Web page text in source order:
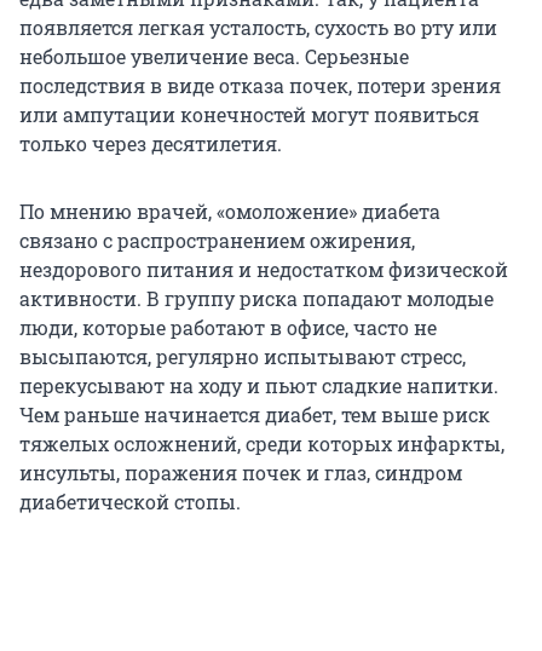
появляется легкая усталость, сухость во рту или
небольшое увеличение веса. Серьезные
последствия в виде отказа почек, потери зрения
или ампутации конечностей могут появиться
только через десятилетия.
По мнению врачей, «омоложение» диабета
связано с распространением ожирения,
нездорового питания и недостатком физической
активности. В группу риска попадают молодые
люди, которые работают в офисе, часто не
высыпаются, регулярно испытывают стресс,
перекусывают на ходу и пьют сладкие напитки.
Чем раньше начинается диабет, тем выше риск
тяжелых осложнений, среди которых инфаркты,
инсульты, поражения почек и глаз, синдром
диабетической стопы.